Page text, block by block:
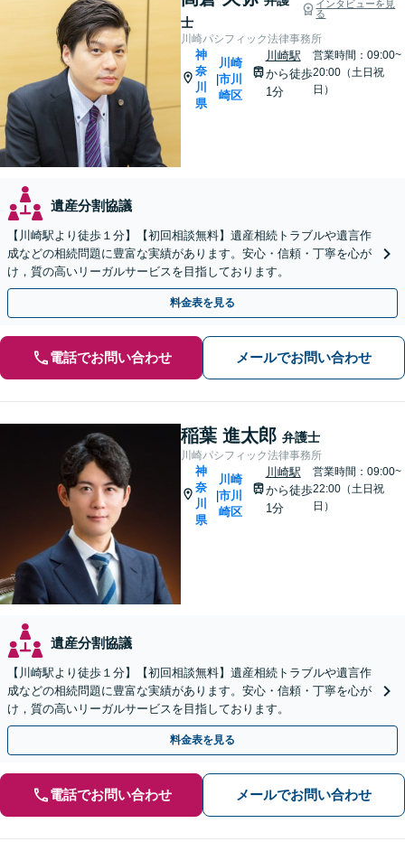
士
インタビューを見
る
川崎パシフィック法律事務所
神
奈
川
県
|
川崎
市川
崎区
川崎駅
から徒歩
1分
営業時間：09:00~
20:00（土日祝
日）
遺産分割協議
【川崎駅より徒歩１分】【初回相談無料】遺産相続トラブルや遺言作
成などの相続問題に豊富な実績があります。安心・信頼・丁寧を心が
け，質の高いリーガルサービスを目指しております。
料金表を見る
電話でお問い合わせ メールでお問い合わせ
稲葉 進太郎 弁護士
川崎パシフィック法律事務所
神
奈
川
県
|
川崎
市川
崎区
川崎駅
から徒歩
1分
営業時間：09:00~
22:00（土日祝
日）
遺産分割協議
【川崎駅より徒歩１分】【初回相談無料】遺産相続トラブルや遺言作
成などの相続問題に豊富な実績があります。安心・信頼・丁寧を心が
け，質の高いリーガルサービスを目指しております。
料金表を見る
電話でお問い合わせ メールでお問い合わせ